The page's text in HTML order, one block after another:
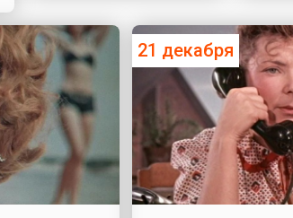
21 декабря